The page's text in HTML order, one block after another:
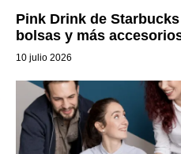
Pink Drink de
bolsas y más
10 julio 2026